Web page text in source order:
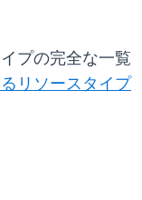
プの完全な一覧
リソースタイプ